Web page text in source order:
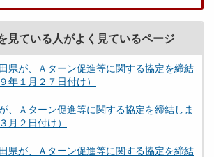
見ている人がよく見ているページ
県が、Ａターン促進等に関する協定を締結
年１月２７日付け）
、Ａターン促進等に関する協定を締結しま
月２日付け）
県が、Ａターン促進等に関する協定を締結